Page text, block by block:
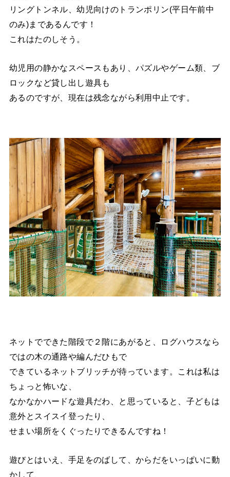
リングトンネル、幼児向けのトランポリン(平日午前中
のみ)まであるんです！
これはたのしそう。
幼児用の静かなスペースもあり、パズルやゲーム類、ブ
ロックなど貸し出し遊具も
あるのですが、現在は残念ながら利用中止です。
ネットでできた階段で２階にあがると、ログハウスなら
ではの木の通路や編んだひもで
できているネットブリッチが待っています。これは私は
ちょっと怖いな、
なかなかハードな遊具だわ、と思っていると、子どもは
意外とスイスイ登ったり、
せまい場所をくぐったりできるんですね！
遊びとはいえ、手足をのばして、からだをいっぱいに動
かして、